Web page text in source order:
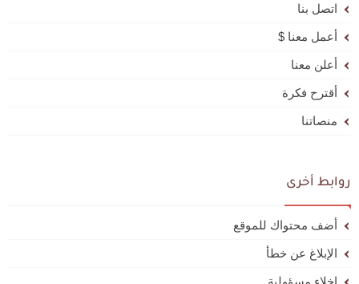
اتصل بنا
أعمل معنا $
أعلن معنا
أقترح فكرة
منصاتنا
روابط أخرى
أضف محتواك للموقع
الإبلاغ عن خطأ
إخلاء مسؤولية